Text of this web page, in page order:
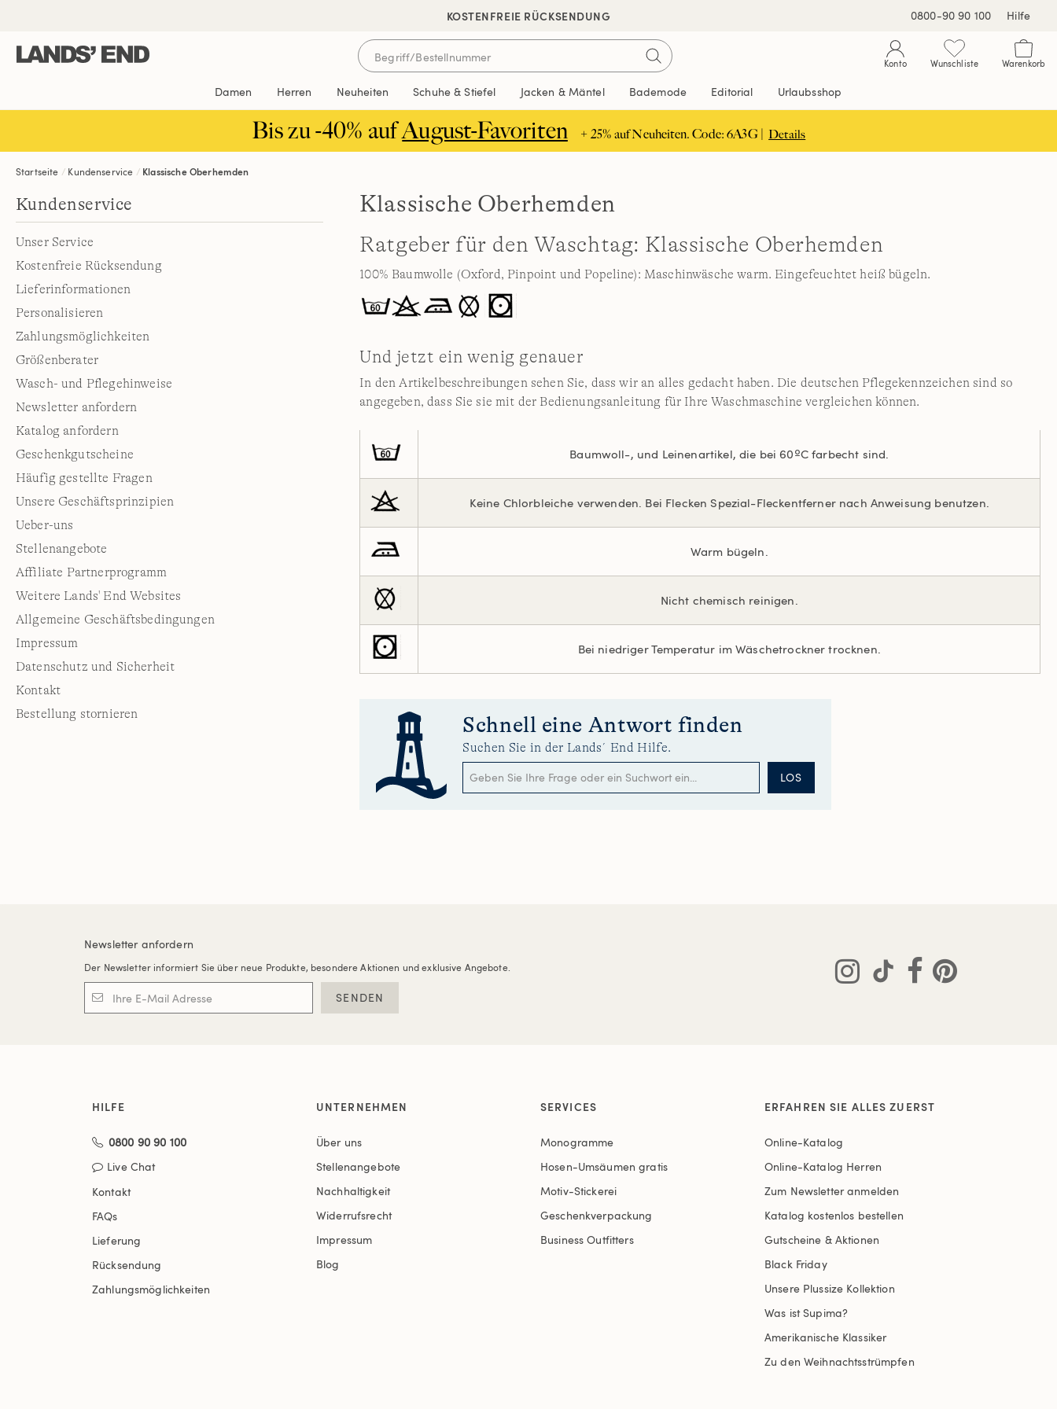
Inhalt
Navigation
Suche
KOSTENFREIE RÜCKSENDUNG 0800-90 90 100 Hilfe
Konto Wunschliste Warenkorb
Damen Herren Neuheiten Schuhe & Stiefel Jacken & Mäntel Bademode Editorial Urlaubsshop
Bis zu -40% aufAugust-Favoriten + 25% auf Neuheiten. Code: 6A3G | Details
Startseite Kundenservice Klassische Oberhemden
Kundenservice
Unser Service
Kostenfreie Rücksendung
Lieferinformationen
Personalisieren
Zahlungsmöglichkeiten
Größenberater
Wasch- und Pflegehinweise
Newsletter anfordern
Katalog anfordern
Geschenkgutscheine
Häufig gestellte Fragen
Unsere Geschäftsprinzipien
Ueber-uns
Stellenangebote
Affiliate Partnerprogramm
Weitere Lands' End Websites
Allgemeine Geschäftsbedingungen
Impressum
Datenschutz und Sicherheit
Kontakt
Bestellung stornieren
Klassische Oberhemden
Ratgeber für den Waschtag: Klassische Oberhemden
100% Baumwolle (Oxford, Pinpoint und Popeline): Maschinwäsche warm. Eingefeuchtet heiß bügeln.
Und jetzt ein wenig genauer
In den Artikelbeschreibungen sehen Sie, dass wir an alles gedacht haben. Die deutschen Pflegekennzeichen sind so
angegeben, dass Sie sie mit der Bedienungsanleitung für Ihre Waschmaschine vergleichen können.
Baumwoll-, und Leinenartikel, die bei 60ºC farbecht sind.
Keine Chlorbleiche verwenden. Bei Flecken Spezial-Fleckentferner nach Anweisung benutzen.
Warm bügeln.
Nicht chemisch reinigen.
Bei niedriger Temperatur im Wäschetrockner trocknen.
Schnell eine Antwort finden
Suchen Sie in der Lands´End Hilfe.
LOS
Newsletter anfordern
Der Newsletter informiert Sie über neue Produkte, besondere Aktionen und exklusive Angebote.
SENDEN
HILFE
0800 90 90 100
Live Chat
Kontakt
FAQs
Lieferung
Rücksendung
Zahlungsmöglichkeiten
UNTERNEHMEN
Über uns
Stellenangebote
Nachhaltigkeit
Widerrufsrecht
Impressum
Blog
SERVICES
Monogramme
Hosen-Umsäumen gratis
Motiv-Stickerei
Geschenkverpackung
Business Outfitters
ERFAHREN SIE ALLES ZUERST
Online-Katalog
Online-Katalog Herren
Zum Newsletter anmelden
Katalog kostenlos bestellen
Gutscheine & Aktionen
Black Friday
Unsere Plussize Kollektion
Was ist Supima?
Amerikanische Klassiker
Zu den Weihnachtsstrümpfen